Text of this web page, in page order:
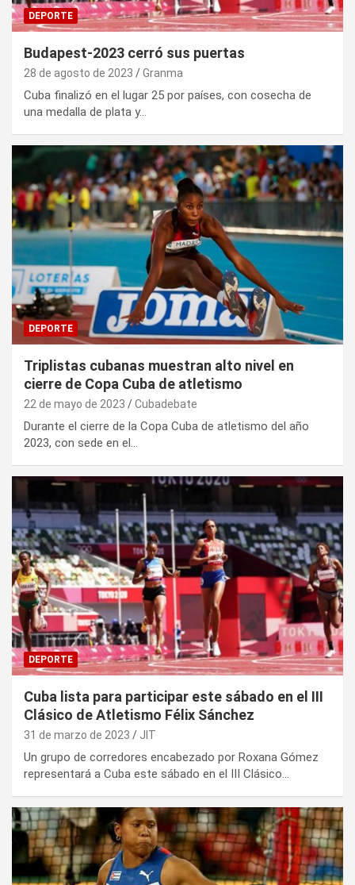
DEPORTE
Budapest-2023 cerró sus puertas
28 de agosto de 2023 Granma
Cuba finalizó en el lugar 25 por países, con cosecha de
una medalla de plata y…
DEPORTE
Triplistas cubanas muestran alto nivel en
cierre de Copa Cuba de atletismo
22 de mayo de 2023 Cubadebate
Durante el cierre de la Copa Cuba de atletismo del año
2023, con sede en el…
DEPORTE
Cuba lista para participar este sábado en el III
Clásico de Atletismo Félix Sánchez
31 de marzo de 2023 JIT
Un grupo de corredores encabezado por Roxana Gómez
representará a Cuba este sábado en el III Clásico…